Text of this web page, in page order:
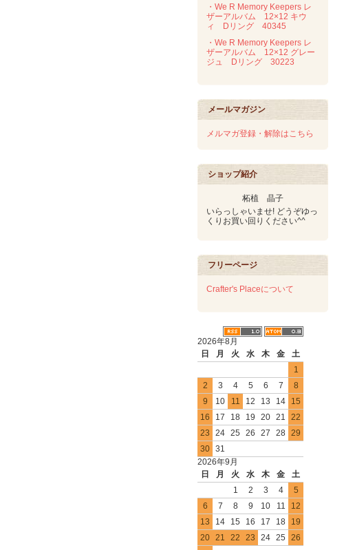
・We R Memory Keepers レ
ザーアルバム 12×12 キウ
ィ Dリング 40345
・We R Memory Keepers レ
ザーアルバム 12×12 グレー
ジュ Dリング 30223
メールマガジン
メルマガ登録・解除はこちら
ショップ紹介
柘植 晶子
いらっしゃいませ! どうぞゆっ
くりお買い回りください^^
フリーページ
Crafter's Placeについて
2026年8月
日
月 火 水 木 金
土
1
2
3 4 5 6 7
8
9
10 11 12 13 14
15
16
17 18 19 20 21
22
23
24 25 26 27 28 29
30 31
2026年9月
日
月 火 水 木 金
土
1
2 3 4
5
6
7 8 9 10 11
12
13
14 15 16 17 18
19
20 21 22 23 24 25
26